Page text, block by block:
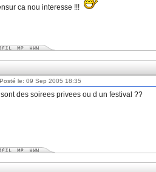
ca nou interesse !!!
Posté le: 09 Sep 2005 18:35
des soirees privees ou d un festival ??